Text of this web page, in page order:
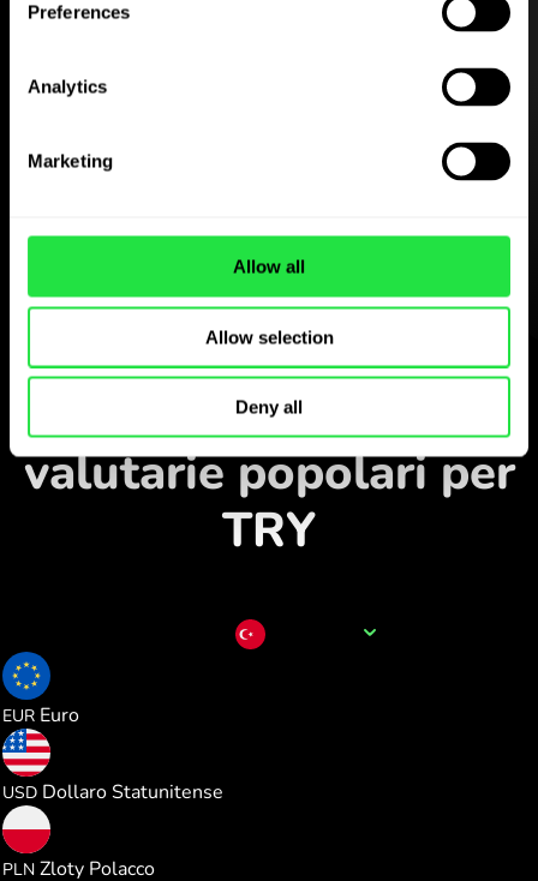
Preferences
Analytics
Marketing
Allow all
Allow selection
Deny all
l’applicazione
Scarica l’applicazione
e registrati in pochi minuti.
Cambia nell’applicazione
Monitora le coppie
valutarie popolari per
TRY
EUR Euro
USD Dollaro Statunitense
PLN Zloty Polacco